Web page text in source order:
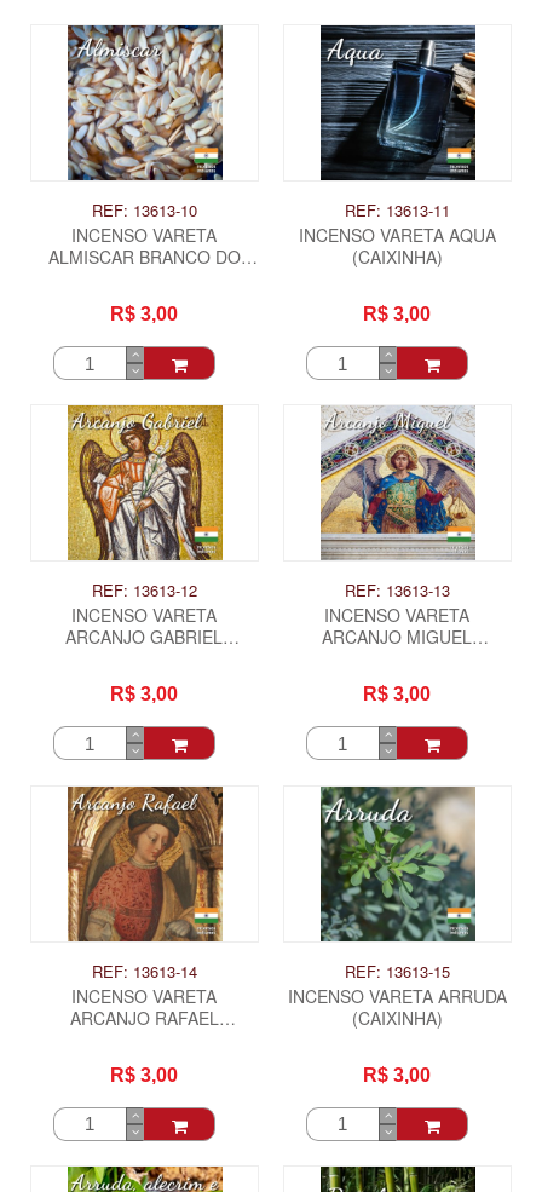
REF: 13613-10
INCENSO VARETA
ALMISCAR BRANCO DO
R$ 3,00
REF: 13613-11
INCENSO VARETA AQUA
(CAIXINHA)
R$ 3,00
REF: 13613-12
INCENSO VARETA
ARCANJO GABRIEL
R$ 3,00
REF: 13613-13
INCENSO VARETA
ARCANJO MIGUEL
R$ 3,00
REF: 13613-14
INCENSO VARETA
ARCANJO RAFAEL
R$ 3,00
REF: 13613-15
INCENSO VARETA ARRUDA
(CAIXINHA)
R$ 3,00